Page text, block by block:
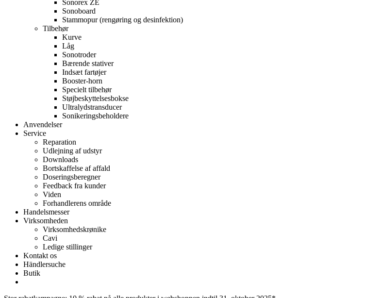
Sonorex ZE
Sonoboard
Stammopur (rengøring og desinfektion)
Tilbehør
Kurve
Låg
Sonotroder
Bærende stativer
Indsæt fartøjer
Booster-horn
Specielt tilbehør
Støjbeskyttelsesbokse
Ultralydstransducer
Sonikeringsbeholdere
Anvendelser
Service
Reparation
Udlejning af udstyr
Downloads
Bortskaffelse af affald
Doseringsberegner
Feedback fra kunder
Viden
Forhandlerens område
Handelsmesser
Virksomheden
Virksomhedskrønike
Cavi
Ledige stillinger
Kontakt os
Händlersuche
Butik